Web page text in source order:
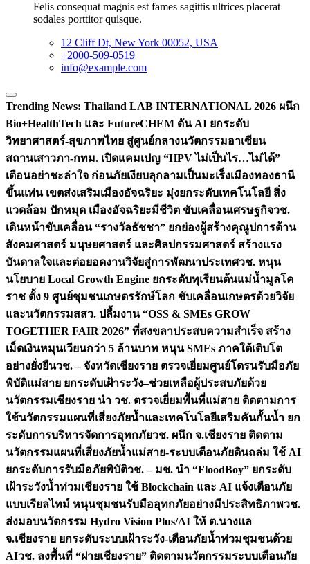
Felis consequat magnis est fames sagittis ultrices placerat
sodales porttitor quisque.
12 Cliff Dt, New York 00052, USA
+2000-509-0519
info@example.com
Trending News: Thailand LAB INTERNATIONAL 2026 ผนึก
Bio+HealthTech และ FutureCHEM ดัน AI ยกระดับ
วิทยาศาสตร์-สุขภาพไทย สู่ศูนย์กลางนวัตกรรมอาเซียน
สถานเสาวภา-กทม. เปิดแคมเปญ “HPV ไม่เป็นไร…ไม่ได้”
เตือนอย่าชะล่าใจ ก่อนภัยเงียบลุกลามเป็นมะเร็งเมืองทองธานี
ขึ้นแท่น เขตส่งเสริมเมืองอัจฉริยะ มุ่งยกระดับเทคโนโลยี สิ่ง
แวดล้อม ปักหมุด เมืองอัจฉริยะมีชีวิต ขับเคลื่อนเศรษฐกิจวช.
เดินหน้าขับเคลื่อน “รางวัลธัชชา” ยกย่องผู้สร้างคุณูปการด้าน
สังคมศาสตร์ มนุษยศาสตร์ และศิลปกรรมศาสตร์ สร้างแรง
บันดาลใจและต่อยอดงานวิจัยสู่การพัฒนาประเทศวช. หนุน
นโยบาย Local Growth Engine ยกระดับทุเรียนต้นแม่น้ำมูลโค
ราช ตั้ง 9 ศูนย์ชุมชนเกษตรรักษ์โลก ขับเคลื่อนเกษตรด้วยวิจัย
และนวัตกรรมสสว. ปลื้มงาน “OSS & SMEs GROW
TOGETHER FAIR 2026” ที่สงขลาประสบความสำเร็จ สร้าง
เม็ดเงินหมุนเวียนกว่า 5 ล้านบาท หนุน SMEs ภาคใต้เติบโต
อย่างยั่งยืนวช. – จังหวัดเชียงราย ตรวจเยี่ยมศูนย์โดรนรับมือภัย
พิบัติแม่สาย ยกระดับเฝ้าระวัง–ช่วยเหลือผู้ประสบภัยด้วย
นวัตกรรมเชียงราย นำ วช. ตรวจเยี่ยมพื้นที่แม่สาย ติดตามการ
ใช้นวัตกรรมแผนที่เสี่ยงภัยน้ำและเทคโนโลยีเสริมคันกั้นน้ำ ยก
ระดับการบริหารจัดการอุทกภัยวช. ผนึก จ.เชียงราย ติดตาม
นวัตกรรมแผนที่เสี่ยงภัยน้ำแม่สาย-ระบบเตือนภัยดินถล่ม ใช้ AI
ยกระดับการรับมือภัยพิบัติวช. – มช. นำ “FloodBoy” ยกระดับ
เฝ้าระวังน้ำท่วมเชียงราย ใช้ Blockchain และ AI แจ้งเตือนภัย
แบบเรียลไทม์ หนุนชุมชนรับมืออุทกภัยอย่างมีประสิทธิภาพวช.
ส่งมอบนวัตกรรม Hydro Vision Plus/AI ให้ ต.นางแล
จ.เชียงราย ยกระดับระบบเฝ้าระวัง-เตือนภัยน้ำท่วมชุมชนด้วย
AIวช. ลงพื้นที่ “ฝายเชียงราย” ติดตามนวัตกรรมระบบเตือนภัย